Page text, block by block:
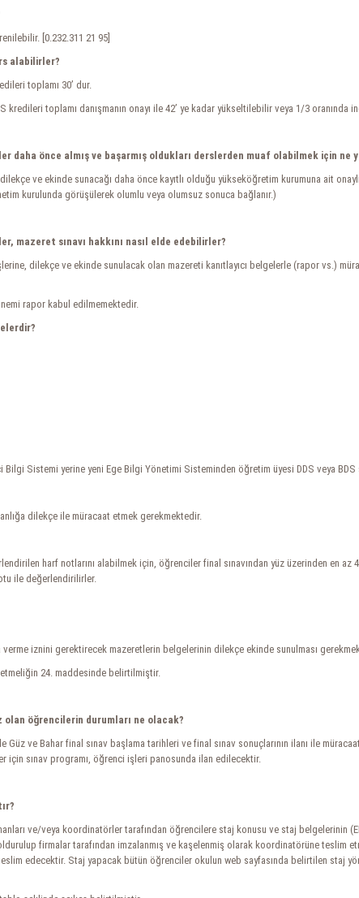
[0.232.311 21 95]
alabilirler?
toplamı 30’ dur.
toplamı danışmanın onayı ile 42’ ye kadar yükseltilebilir veya 1/3 oranında
daha önce almış ve başarmış oldukları derslerden muaf olabilmek için ne
ve ekinde sunacağı daha önce kayıtlı olduğu yükseköğretim kurumuna ait
kurulunda görüşülerek olumlu veya olumsuz sonuca bağlanır.)
mazeret sınavı hakkını nasıl elde edebilirler?
dilekçe ve ekinde sunulacak olan mazereti kanıtlayıcı belgelerle (rapor vs.)
rapor kabul edilmemektedir.
Bilgi Sistemi yerine yeni Ege Bilgi Yönetimi Sisteminden öğretim üyesi DDS veya
dilekçe ile müracaat etmek gerekmektedir.
harf notlarını alabilmek için, öğrenciler final sınavından yüz üzerinden en az
ile değerlendirilirler.
iznini gerektirecek mazeretlerin belgelerinin dilekçe ekinde sunulması
24. maddesinde belirtilmiştir.
öğrencilerin durumları ne olacak?
ve Bahar final sınav başlama tarihleri ve final sınav sonuçlarının ilanı ile
için sınav programı, öğrenci işleri panosunda ilan edilecektir.
ve/veya koordinatörler tarafından öğrencilere staj konusu ve staj belgelerinin
firmalar tarafından imzalanmış ve kaşelenmiş olarak koordinatörüne teslim
edecektir. Staj yapacak bütün öğrenciler okulun web sayfasında belirtilen